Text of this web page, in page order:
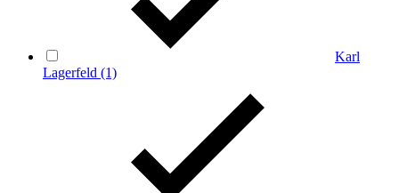
Karl
Lagerfeld (1)